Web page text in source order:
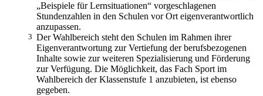
„Beispiele für Lernsituationen“ vorgeschlagenen
Stundenzahlen in den Schulen vor Ort eigenverantwortlich
anzupassen.
3 Der Wahlbereich steht den Schulen im Rahmen ihrer
Eigenverantwortung zur Vertiefung der berufsbezogenen
Inhalte sowie zur weiteren Spezialisierung und Förderung
zur Verfügung. Die Möglichkeit, das Fach Sport im
Wahlbereich der Klassenstufe 1 anzubieten, ist ebenso
gegeben.